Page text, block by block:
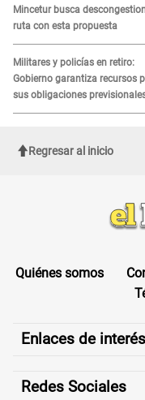
Mincetur busca
ruta con esta propuesta
Militares y policías en retiro:
Gobierno garantiza recursos
sus obligaciones
Regresar al inicio
Quiénes somos
Enlaces de interés
Redes Sociales